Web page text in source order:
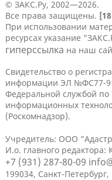
© ЗАКС.Ру, 2002—2026.
Все права защищены.
При использовании
ресурсах указание
гиперссылка на наш
Свидетельство о
информации ЭЛ №ФС77-
Федеральной службой по
информационных
(Роскомнадзор).
Учредитель: ООО
И.о. главного редактора:
+7 (931) 287-80-09
199034, Санкт-